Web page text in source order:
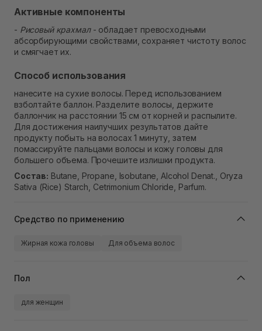
Активные компоненты
- Рисовый крахмал - обладает превосходными
абсорбирующими свойствами, сохраняет чистоту волос
и смягчает их.
Способ использования
нанесите на сухие волосы. Перед использованием
взболтайте баллон. Разделите волосы, держите
баллончик на расстоянии 15 см от корней и распылите.
Для достижения наилучших результатов дайте
продукту побыть на волосах 1 минуту, затем
помассируйте пальцами волосы и кожу головы для
большего объема. Прочешите излишки продукта.
Состав: Butane, Propane, Isobutane, Alcohol Denat., Oryza
Sativa (Rice) Starch, Cetrimonium Chloride, Parfum.
Средство по применению
Жирная кожа головы Для объема волос
Пол
для женщин